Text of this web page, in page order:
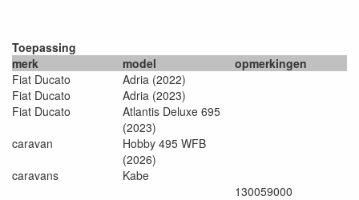
Toepassing
merk
model
opmerkingen
Fiat Ducato
Adria (2022)
Fiat Ducato
Adria (2023)
Fiat Ducato
Atlantis Deluxe 695
(2023)
caravan
Hobby 495 WFB
(2026)
caravans
Kabe
130059000